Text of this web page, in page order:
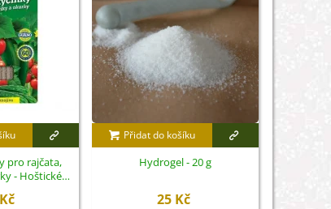
pro rajčata,
- Hoštické
Přidat do košíku
Hydrogel - 20 g
25 Kč